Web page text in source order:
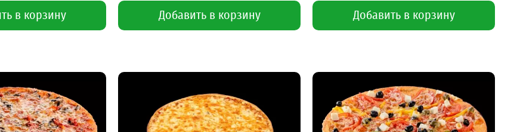
в корзину Добавить в корзину Добавить в корзину